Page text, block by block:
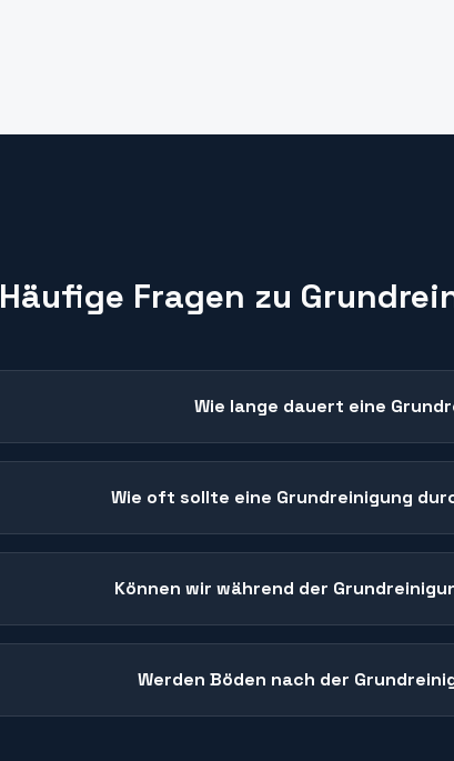
Häufige Fragen zu
Wie lange dauert eine
Wie oft sollte eine Grundreinigung
Können wir während der
Werden Böden nach der